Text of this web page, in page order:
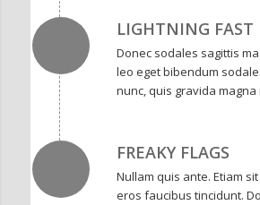
LIGHTNING FAST
Donec sodales sagittis
leo eget bibendum
nunc, quis gravida magna
FREAKY FLAGS
Nullam quis ante. Etiam sit
eros faucibus tincidunt.